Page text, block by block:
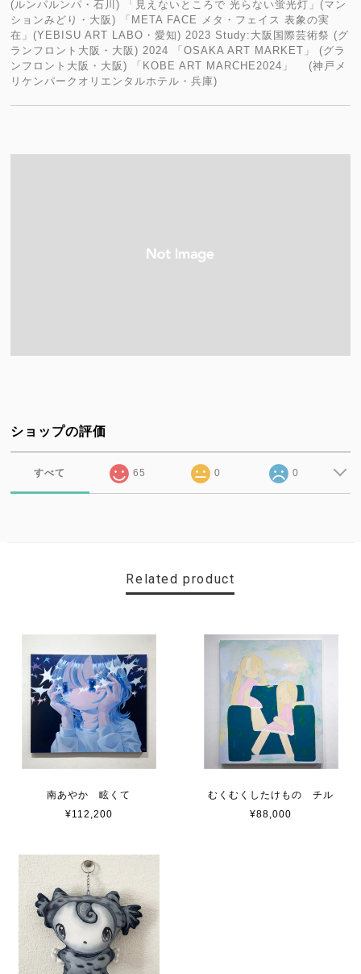
(ルンパルンパ・石川) 「見えないところで 光らない蛍光灯」(マン
ションみどり・大阪) 「META FACE メタ・フェイス 表象の実
在」(YEBISU ART LABO・愛知) 2023 Study:大阪国際芸術祭 (グ
ランフロント大阪・大阪) 2024 「OSAKA ART MARKET」 (グラ
ンフロント大阪・大阪) 「KOBE ART MARCHE2024」 (神戸メ
リケンパークオリエンタルホテル・兵庫)
ショップの評価
すべて 65 0 0
Related product
南あやか 眩くて
¥112,200
むくむくしたけもの チル
¥88,000